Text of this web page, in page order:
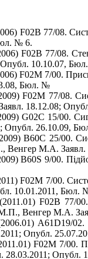
F02В 77/08.
№ 6.
F02В 77/08.
Опубл. 10.10.07,
F02М 7/00.
Бюл. №
F02М 77/08.
18.12.08;
G02С 15/00.
Опубл. 26.10.09,
В60С 25/00.
М.А. Заявл.
В60S 9/00.
F02M 7/00.
10.01.2011, Бюл.
F02В 77/
Венгер М.А.
A61D19/
Опубл.
F02М 7/00.
Опубл.